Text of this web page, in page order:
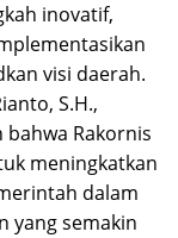
inovatif,
visi daerah.
S.H.,
bahwa Rakornis
meningkatkan
dalam
yang semakin